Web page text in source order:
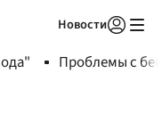
Новости
Проблемы с